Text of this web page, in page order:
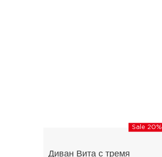
Sale 20%
Диван Вита с тремя